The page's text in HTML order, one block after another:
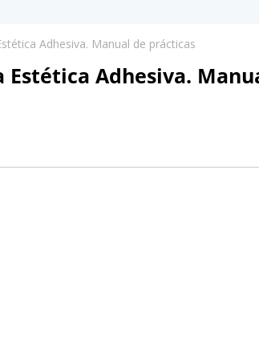
Adhesiva. Manual de prácticas
Estética Adhesiva.